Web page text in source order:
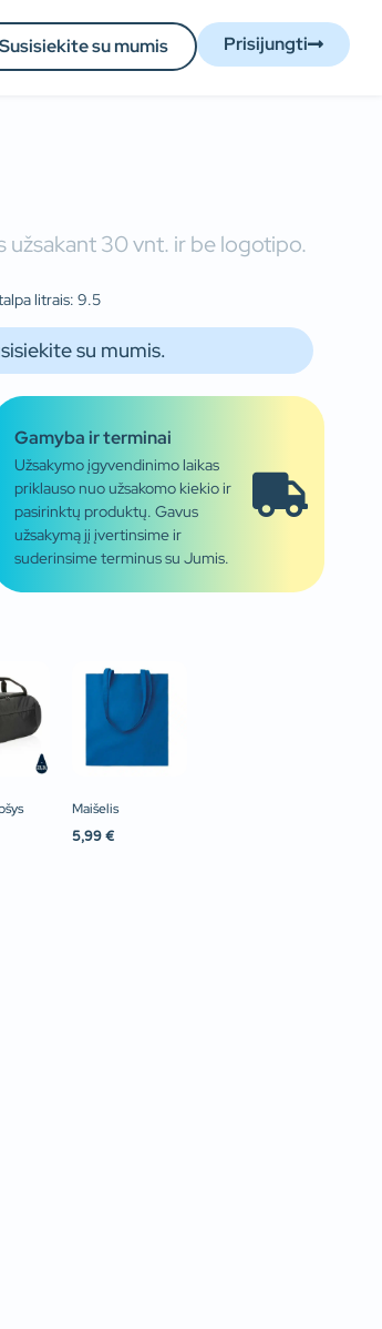
Susisiekite su mumis Prisijungti
30 vnt. ir be logotipo.
litrais: 9.5
su mumis.
Gamyba ir terminai
Užsakymo įgyvendinimo laikas
priklauso nuo užsakomo kiekio ir
pasirinktų produktų. Gavus
užsakymą jį įvertinsime ir
suderinsime terminus su Jumis.
Maišelis
5,99 €